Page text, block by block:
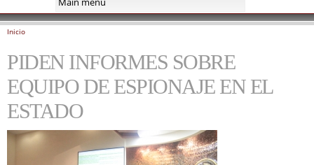
Inicio
PIDEN INFORMES SOBRE
EQUIPO DE ESPIONAJE EN EL
ESTADO